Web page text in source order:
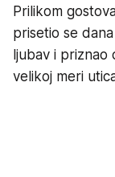
Prilikom
prisetio se
ljubav i priznao
velikoj meri